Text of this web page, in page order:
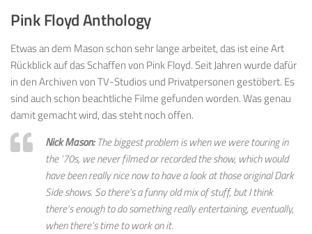
Pink Floyd Anthology
Etwas an dem Mason schon sehr lange arbeitet, das ist eine Art
Rückblick auf das Schaffen von Pink Floyd. Seit Jahren wurde dafür
in den Archiven von TV-Studios und Privatpersonen gestöbert. Es
sind auch schon beachtliche Filme gefunden worden. Was genau
damit gemacht wird, das steht noch offen.
Nick Mason:The biggest problem is when we were touring in
the ’70s, we never filmed or recorded the show, which would
have been really nice now to have a look at those original Dark
Side shows. So there’s a funny old mix of stuff, but I think
there’s enough to do something really entertaining, eventually,
when there’s time to work on it.